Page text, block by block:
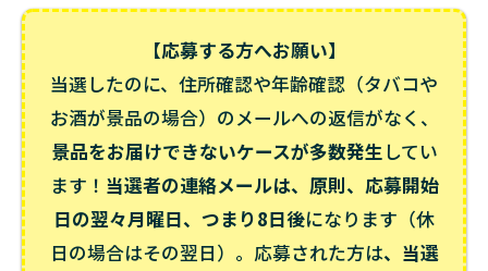
【応募する方へお願い】
当選したのに、住所確認や年齢確認（タバコや
お酒が景品の場合）のメールへの返信がなく、
景品をお届けできないケースが多数発生 してい
ます！ 当選者の連絡メールは、原則、応募開始
日の翌々月曜日、つまり8日後になります（休
日の場合はその翌日）。応募された方は、当選